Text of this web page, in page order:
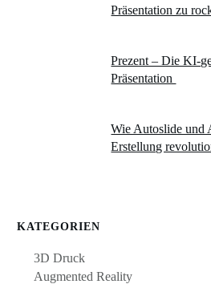
Präsentation zu
Prezent – Die KI-
Präsentation
Wie Autoslide
Erstellung
KATEGORIEN
3D Druck
Augmented Reality